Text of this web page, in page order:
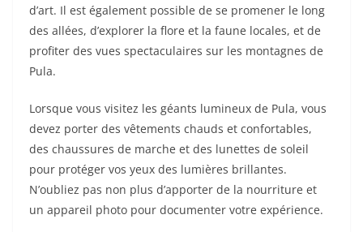
d’art. Il est également possible de se promener le long
des allées, d’explorer la flore et la faune locales, et de
profiter des vues spectaculaires sur les montagnes de
Pula.
Lorsque vous visitez les géants lumineux de Pula, vous
devez porter des vêtements chauds et confortables,
des chaussures de marche et des lunettes de soleil
pour protéger vos yeux des lumières brillantes.
N’oubliez pas non plus d’apporter de la nourriture et
un appareil photo pour documenter votre expérience.